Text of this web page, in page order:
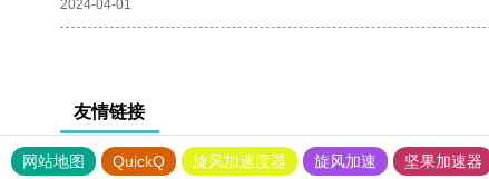
2024-04-01
友情链接
网站地图 QuickQ 旋风加速度器 旋风加速 坚果加速器